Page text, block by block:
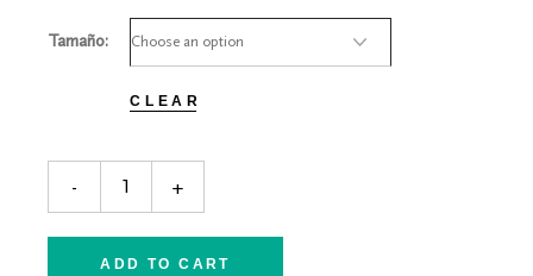
₲ 18.000
THROUGH
₲ 33.000
Tamaño
CLEAR
Jabón Exfoliante de Pies quantity
- +
ADD TO CART